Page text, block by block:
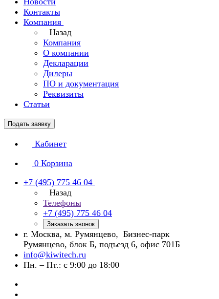
Контакты
Компания
Назад
Компания
О компании
Декларации
Дилеры
ПО и документация
Реквизиты
Статьи
Подать заявку
Кабинет
0 Корзина
+7 (495) 775 46 04
Назад
Телефоны
+7 (495) 775 46 04
Заказать звонок
г. Москва, м. Румянцево, Бизнес-парк
Румянцево, блок Б, подъезд 6, офис 701Б
info@kiwitech.ru
Пн. – Пт.: с 9:00 до 18:00